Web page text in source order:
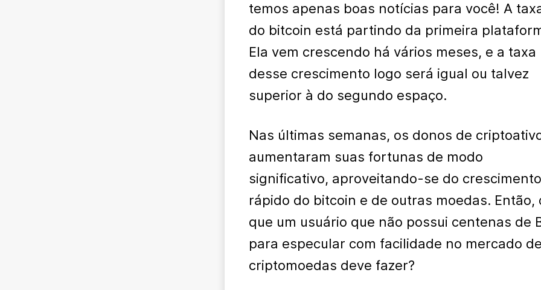
temos apenas boas notícias para você! A
do bitcoin está partindo da primeira
Ela vem crescendo há vários meses, e a taxa
desse crescimento logo será igual ou talvez
superior à do segundo espaço.
Nas últimas semanas, os donos de
aumentaram suas fortunas de modo
significativo, aproveitando-se do crescimento
rápido do bitcoin e de outras moedas. Então,
que um usuário que não possui centenas de
para especular com facilidade no mercado de
criptomoedas deve fazer?